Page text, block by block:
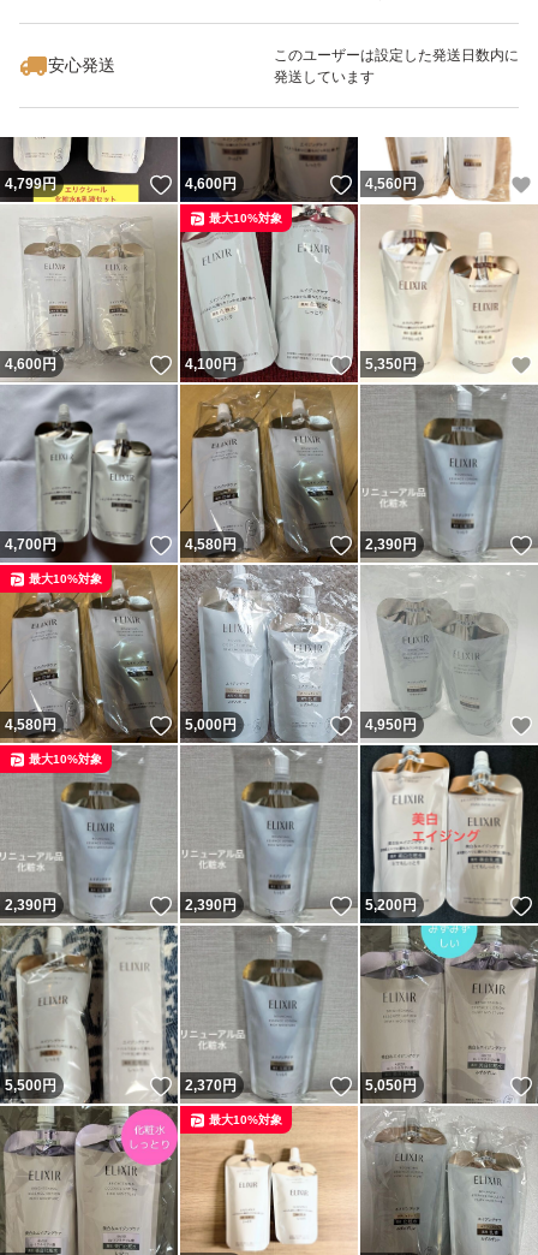
安心発送
このユーザーは設定した発送日数内に
発送しています
4,799円 いいね！
4,600円 いいね！
4,560円
4,600円 いいね！
4,100円 いいね！
最大10%対象
5,350円
4,700円 いいね！
4,580円 いいね！
2,390円
4,580円 いいね！
最大10%対象
5,000円 いいね！
4,950円
2,390円 いいね！
最大10%対象
2,390円 いいね！
5,200円
5,500円 いいね！
2,370円 いいね！
5,050円
最大10%対象